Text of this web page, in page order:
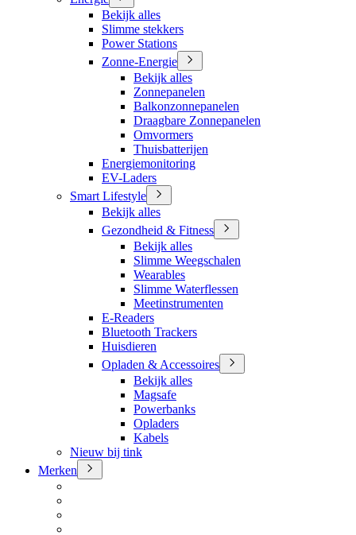
Bekijk alles
Slimme stekkers
Power Stations
Zonne-Energie
Bekijk alles
Zonnepanelen
Balkonzonnepanelen
Draagbare Zonnepanelen
Omvormers
Thuisbatterijen
Energiemonitoring
EV-Laders
Smart Lifestyle
Bekijk alles
Gezondheid & Fitness
Bekijk alles
Slimme Weegschalen
Wearables
Slimme Waterflessen
Meetinstrumenten
E-Readers
Bluetooth Trackers
Huisdieren
Opladen & Accessoires
Bekijk alles
Magsafe
Powerbanks
Opladers
Kabels
Nieuw bij tink
Merken